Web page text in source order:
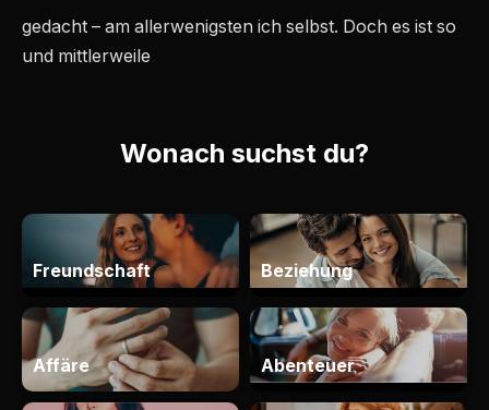
gedacht – am allerwenigsten ich selbst. Doch es ist so
und mittlerweile